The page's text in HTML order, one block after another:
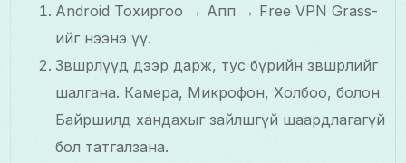
Android Тохиргоо → Апп → Free VPN Grass-
ийг нээнэ үү.
Зөвшөөрлүүд дээр дарж, тус бүрийн зөвшөөрлийг
шалгана. Камера, Микрофон, Холбоо, болон
Байршилд хандахыг зайлшгүй шаардлагагүй
бол татгалзана.